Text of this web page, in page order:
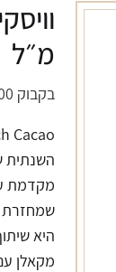
מ״ל
בקבוק 700 מ"ל
מקדמת
שמחזרת
היא
מקאלן